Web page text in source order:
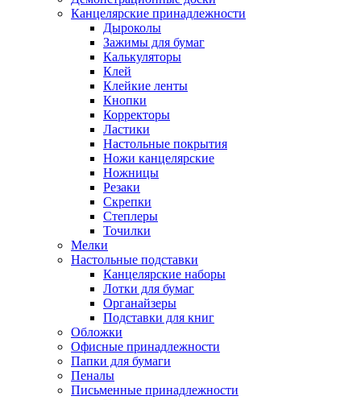
Канцелярские принадлежности
Дыроколы
Зажимы для бумаг
Калькуляторы
Клей
Клейкие ленты
Кнопки
Корректоры
Ластики
Настольные покрытия
Ножи канцелярские
Ножницы
Резаки
Скрепки
Степлеры
Точилки
Мелки
Настольные подставки
Канцелярские наборы
Лотки для бумаг
Органайзеры
Подставки для книг
Обложки
Офисные принадлежности
Папки для бумаги
Пеналы
Письменные принадлежности